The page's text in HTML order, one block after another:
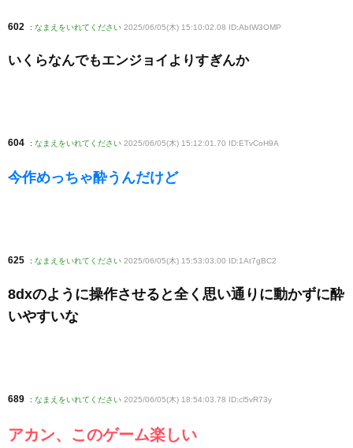
602 : なまえをいれてください 2025/06/05(木) 15:10:02.08 ID:AbIW3OMP
いくらなんでもエンジョイよりすぎんか
604 : なまえをいれてください 2025/06/05(木) 15:12:01.70 ID:ETvCoH9A
今作めっちゃ酔うんだけど
625 : なまえをいれてください 2025/06/05(木) 15:53:03.00 ID:1At7gBC2
8dxのように操作させると全く思い通りに動かずに酔
いやすいな
689 : なまえをいれてください 2025/06/05(木) 18:54:03.78 ID:cl5vR73y
アカン、このゲーム楽しい